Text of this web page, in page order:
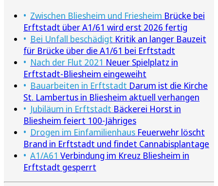
Zwischen Bliesheim und Friesheim Brücke bei
Erftstadt über A1/61 wird erst 2026 fertig
Bei Unfall beschädigt Kritik an langer Bauzeit
für Brücke über die A1/61 bei Erftstadt
Nach der Flut 2021 Neuer Spielplatz in
Erftstadt-Bliesheim eingeweiht
Bauarbeiten in Erftstadt Darum ist die Kirche
St. Lambertus in Bliesheim aktuell verhangen
Jubiläum in Erftstadt Bäckerei Horst in
Bliesheim feiert 100-Jähriges
Drogen im Einfamilienhaus Feuerwehr löscht
Brand in Erftstadt und findet Cannabisplantage
A1/A61 Verbindung im Kreuz Bliesheim in
Erftstadt gesperrt